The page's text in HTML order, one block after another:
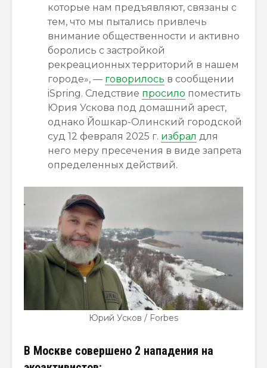
которые нам предъявляют, связаны с
тем, что мы пытались привлечь
внимание общественности и активно
боролись с застройкой
рекреационных территорий в нашем
городе», — говорилось в сообщении
iSpring. Следствие просило поместить
Юрия Ускова под домашний арест,
однако Йошкар-Олинский городской
суд 12 февраля 2025 г. избрал для
него меру пресечения в виде запрета
определенных действий.
Юрий Усков / Forbes
В Москве совершено 2 нападения на